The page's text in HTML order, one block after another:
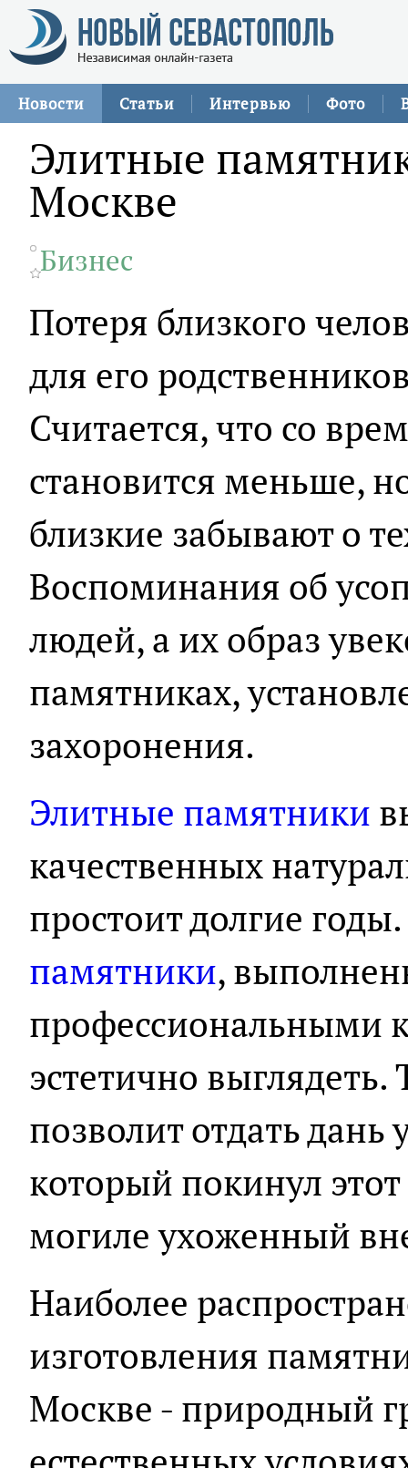
Новости Статьи Интервью Фото
Элитные
Москве
Бизнес
Потеря близкого
для его
Считается, что со
становится меньше,
близкие забывают о
Воспоминания об
людей, а их образ
памятниках,
захоронения.
Элитные памятники
качественных
простоит долгие годы.
памятники,
профессиональными
эстетично
позволит отдать дань
который покинул
могиле ухоженный
Наиболее
изготовления
Москве - природный